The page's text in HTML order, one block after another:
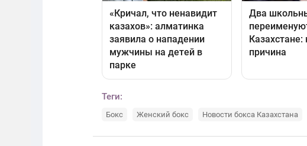
Теги:
Бокс Женский бокс Новости бокса Казахстана